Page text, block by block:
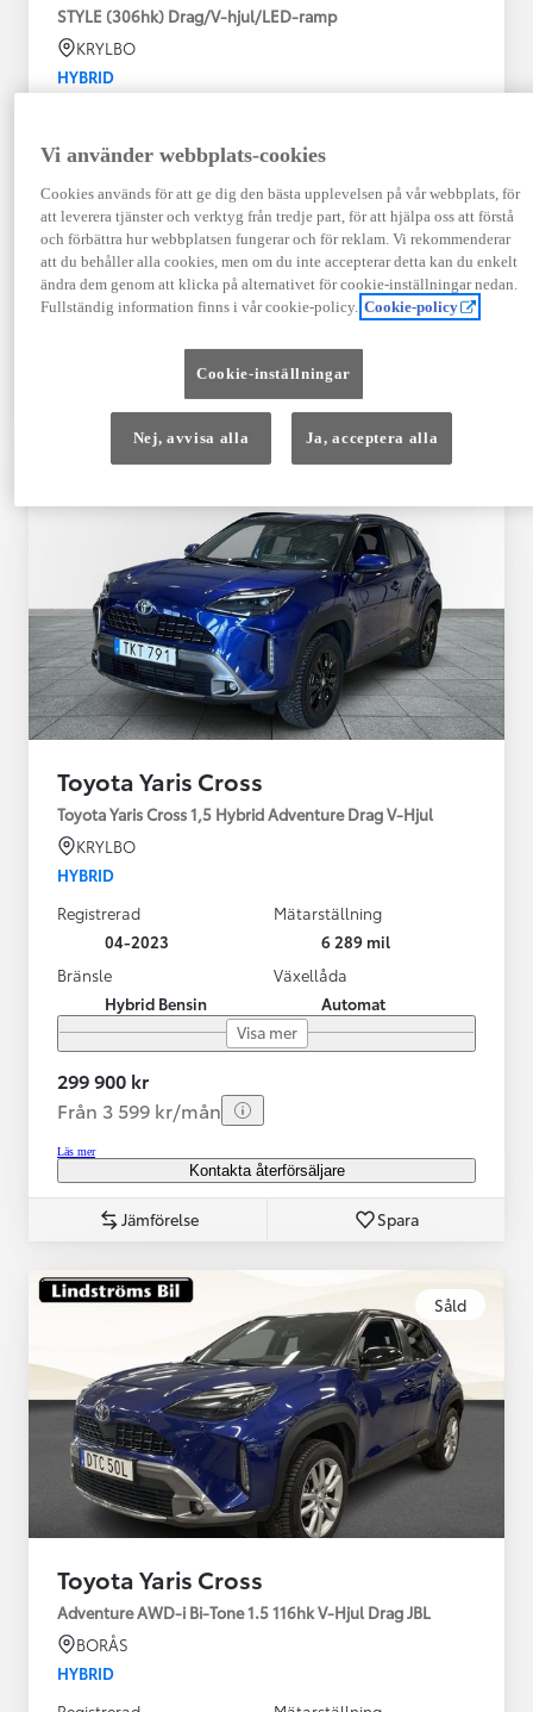
STYLE (306hk) Drag/V-hjul/LED-ramp
KRYLBO
HYBRID
09-2023
Hybrid Bensin
Automat
Visa mer
409 900 kr
Från 4 920 kr/mån
Kontakta återförsäljare
Toyota Yaris Cross
Toyota Yaris Cross 1,5 Hybrid Adventure Drag V-Hjul
KRYLBO
HYBRID
Registrerad
04-2023
Mätarställning
6 289 mil
Bränsle
Hybrid Bensin
Växellåda
Automat
Visa mer
299 900 kr
Från 3 599 kr/mån
Läs mer
Kontakta återförsäljare
Jämförelse Spara
Såld
Toyota Yaris Cross
Adventure AWD-i Bi-Tone 1.5 116hk V-Hjul Drag JBL
BORÅS
HYBRID
Vi använder webbplats-cookies
Cookies används för att ge dig den bästa upplevelsen på vår webbplats, för
att leverera tjänster och verktyg från tredje part, för att hjälpa oss att förstå
och förbättra hur webbplatsen fungerar och för reklam. Vi rekommenderar
att du behåller alla cookies, men om du inte accepterar detta kan du enkelt
ändra dem genom att klicka på alternativet för cookie-inställningar nedan.
Fullständig information finns i vår cookie-policy. Cookie-policy
Cookie-inställningar
Nej, avvisa alla Ja, acceptera alla